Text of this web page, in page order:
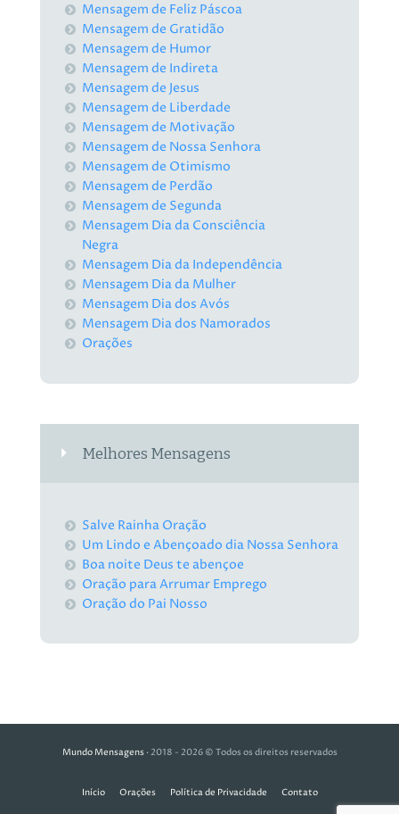
Mensagem de Feliz Páscoa
Mensagem de Gratidão
Mensagem de Humor
Mensagem de Indireta
Mensagem de Jesus
Mensagem de Liberdade
Mensagem de Motivação
Mensagem de Nossa Senhora
Mensagem de Otimismo
Mensagem de Perdão
Mensagem de Segunda
Mensagem Dia da Consciência
Negra
Mensagem Dia da Independência
Mensagem Dia da Mulher
Mensagem Dia dos Avós
Mensagem Dia dos Namorados
Orações
Melhores Mensagens
Salve Rainha Oração
Um Lindo e Abençoado dia Nossa Senhora
Boa noite Deus te abençoe
Oração para Arrumar Emprego
Oração do Pai Nosso
Mundo Mensagens· 2018 - 2026 © Todos os direitos reservados
Início Orações Política de Privacidade Contato